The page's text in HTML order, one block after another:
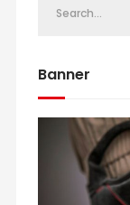
Banner